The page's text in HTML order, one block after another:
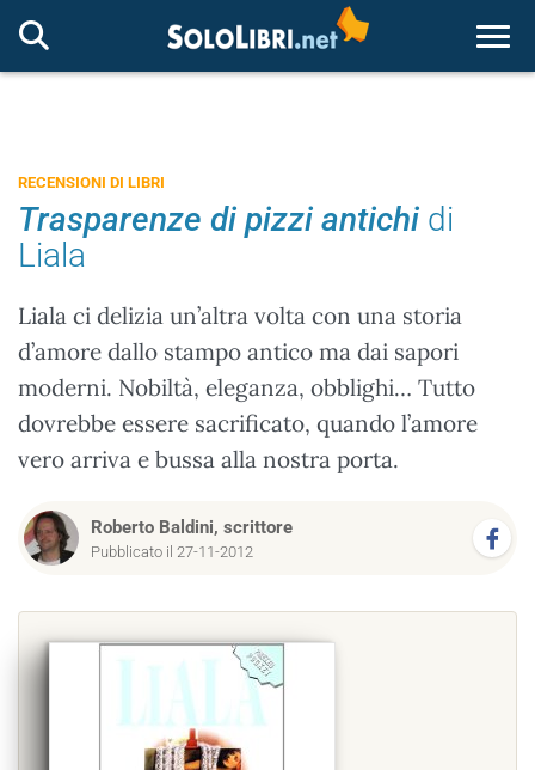
RECENSIONI DI LIBRI
Trasparenze di pizzi antichi di
Liala
Liala ci delizia un’altra volta con una storia
d’amore dallo stampo antico ma dai sapori
moderni. Nobiltà, eleganza, obblighi… Tutto
dovrebbe essere sacrificato, quando l’amore
vero arriva e bussa alla nostra porta.
Roberto Baldini, scrittore
Pubblicato il 27-11-2012